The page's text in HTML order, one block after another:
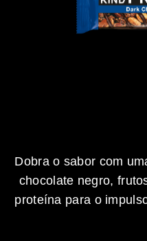
Dobra o sabor com
chocolate negro,
proteína para o